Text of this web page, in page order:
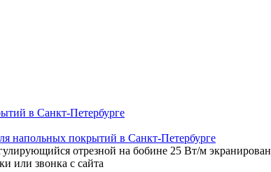
в Санкт-Петербурге
напольных покрытий в Санкт-Петербурге
отрезной на бобине 25 Вт/м экранирован
или звонка с сайта